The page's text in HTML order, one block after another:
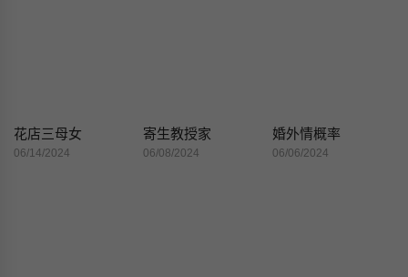
花店三母女
06/14/2024
寄生教授家
06/08/2024
婚外情概率
06/06/2024